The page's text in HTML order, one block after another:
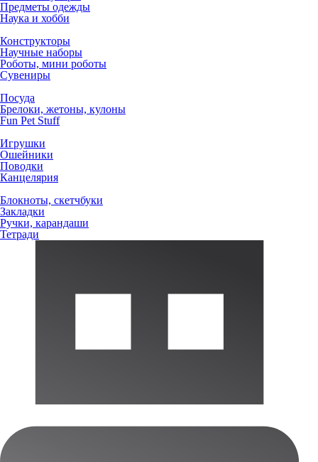
Предметы одежды
Наука и хобби
Конструкторы
Научные наборы
Роботы, мини роботы
Сувениры
Посуда
Брелоки, жетоны, кулоны
Fun Pet Stuff
Игрушки
Ошейники
Поводки
Канцелярия
Блокноты, скетчбуки
Закладки
Ручки, карандаши
Тетради